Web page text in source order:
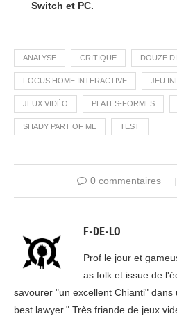
Switch et PC.
ANALYSE CRITIQUE DOUZE
FOCUS HOME INTERACTIVE JEU
JEUX VIDÉO PLATES-FORMES
SHADY PART OF ME TEST
0 commentaires
F-DE-LO
Prof le jour et
as folk et issue de
savourer "un excellent Chianti"
best lawyer." Très friande de jeux